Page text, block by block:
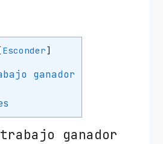
Esconder]
ganador
ganador